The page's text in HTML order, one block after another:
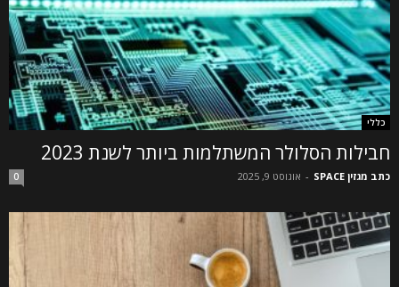
כללי
חבילות הסלולר המשתלמות ביותר לשנת 2023
כתב מגזין SPACE - אוגוסט 9, 2025 0